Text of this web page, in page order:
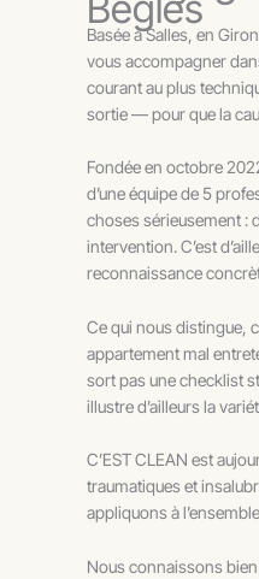
Basée à Salles, en
vous accompagner
courant au plus
sortie — pour que la
Fondée en octobre
d’une équipe de 5
choses sérieusement :
intervention. C’est
reconnaissance
Ce qui nous distingue,
appartement mal
sort pas une checklist
illustre d’ailleurs la
C’EST CLEAN est
traumatiques et
appliquons à
Nous connaissons